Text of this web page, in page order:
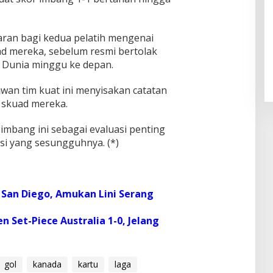
bagi kedua pelatih mengenai
mereka, sebelum resmi bertolak
minggu ke depan.
tim kuat ini menyisakan catatan
mereka.
ini sebagai evaluasi penting
yang sesungguhnya. (*)
Diego, Amukan Lini Serang
Set-Piece Australia 1-0, Jelang
gol kanada kartu
laga
Pendaftaran Istana Dibuka,
Warga Berebut Kuota
09:13 WIB